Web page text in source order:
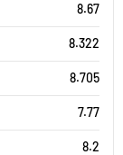
8.67
8.322
8.705
7.77
8.2